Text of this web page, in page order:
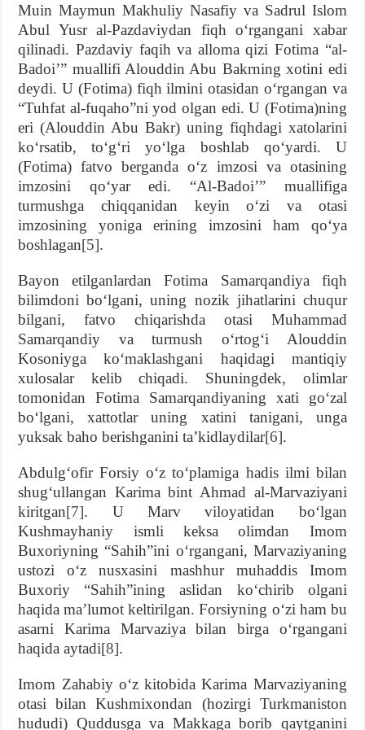
Muin Maymun Makhuliy Nasafiy va Sadrul Islom
Abul Yusr al-Pazdaviydan fiqh oʻrgangani xabar
qilinadi. Pazdaviy faqih va alloma qizi Fotima “al-
Badoiʼ” muallifi Alouddin Abu Bakrning xotini edi
deydi. U (Fotima) fiqh ilmini otasidan oʻrgangan va
“Tuhfat al-fuqaho”ni yod olgan edi. U (Fotima)ning
eri (Alouddin Abu Bakr) uning fiqhdagi xatolarini
koʻrsatib, toʻgʻri yoʻlga boshlab qoʻyardi. U
(Fotima) fatvo berganda oʻz imzosi va otasining
imzosini qoʻyar edi. “Al-Badoiʼ” muallifiga
turmushga chiqqanidan keyin oʻzi va otasi
imzosining yoniga erining imzosini ham qoʻya
boshlagan[5].
Bayon etilganlardan Fotima Samarqandiya fiqh
bilimdoni boʻlgani, uning nozik jihatlarini chuqur
bilgani, fatvo chiqarishda otasi Muhammad
Samarqandiy va turmush oʻrtogʻi Alouddin
Kosoniyga koʻmaklashgani haqidagi mantiqiy
xulosalar kelib chiqadi. Shuningdek, olimlar
tomonidan Fotima Samarqandiyaning xati goʻzal
boʻlgani, xattotlar uning xatini tanigani, unga
yuksak baho berishganini taʼkidlaydilar[6].
Abdulgʻofir Forsiy oʻz toʻplamiga hadis ilmi bilan
shugʻullangan Karima bint Ahmad al-Marvaziyani
kiritgan[7]. U Marv viloyatidan boʻlgan
Kushmayhaniy ismli keksa olimdan Imom
Buxoriyning “Sahih”ini oʻrgangani, Marvaziyaning
ustozi oʻz nusxasini mashhur muhaddis Imom
Buxoriy “Sahih”ining aslidan koʻchirib olgani
haqida maʼlumot keltirilgan. Forsiyning oʻzi ham bu
asarni Karima Marvaziya bilan birga oʻrgangani
haqida aytadi[8].
Imom Zahabiy oʻz kitobida Karima Marvaziyaning
otasi bilan Kushmixondan (hozirgi Turkmaniston
hududi) Quddusga va Makkaga borib qaytganini